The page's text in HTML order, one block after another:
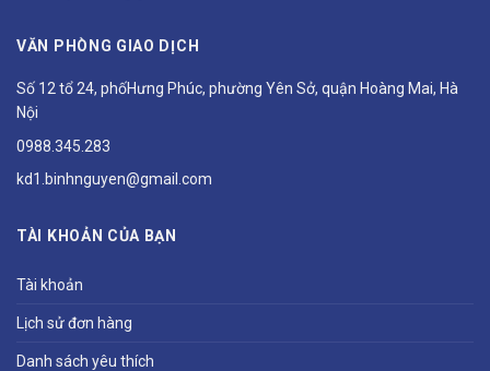
VĂN PHÒNG GIAO DỊCH
Số 12 tổ 24, phốHưng Phúc, phường Yên Sở, quận Hoàng Mai, Hà
Nội
0988.345.283
kd1.binhnguyen@gmail.com
TÀI KHOẢN CỦA BẠN
Tài khoản
Lịch sử đơn hàng
Danh sách yêu thích